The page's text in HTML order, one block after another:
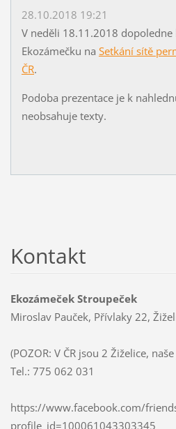
28.10.2018 19:21
V neděli 18.11.2018
Ekozámečku na Setkání sítě
ČR.
Podoba prezentace je k
neobsahuje texty.
Kontakt
Ekozámeček Stroupeček
Miroslav Pauček, Přívlaky 22,
(POZOR: V ČR jsou 2 Žiželice,
Tel.: 775 062 031
https://www.facebook.com/
profile_id=100061043303345